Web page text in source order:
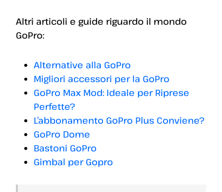
Altri articoli e guide riguardo il mondo
GoPro:
Alternative alla GoPro
Migliori accessori per la GoPro
GoPro Max Mod: Ideale per Riprese
Perfette?
L’abbonamento GoPro Plus Conviene?
GoPro Dome
Bastoni GoPro
Gimbal per Gopro